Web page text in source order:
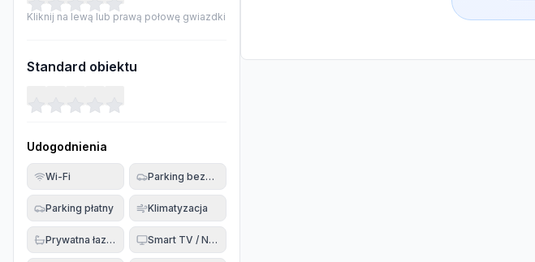
Kliknij na lewą lub prawą połowę gwiazdki
Standard obiektu
Udogodnienia
Wi-Fi Parking bezpłatny
Parking płatny Klimatyzacja
Prywatna łazienka Smart TV / Netflix